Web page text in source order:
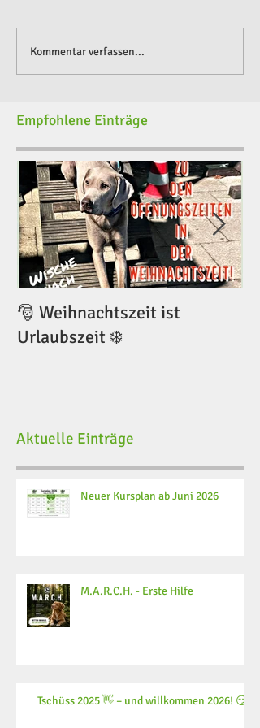
Kommentar verfassen...
Empfohlene Einträge
🎅 Weihnachtszeit ist
Urlaubszeit ❄️
Aktuelle Einträge
Neuer Kursplan ab Juni 2026
M.A.R.C.H. - Erste Hilfe
Tschüss 2025 👋 – und willkommen 2026! 😏